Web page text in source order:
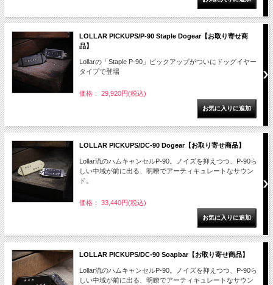
LOLLAR PICKUPS/P-90 Staple Dogear【お取り寄せ商
品】
Lollarの「Staple P-90」ピックアップがついにドッグイヤー
タイプで登場
価格： 29,920円(税込)
LOLLAR PICKUPS/DC-90 Dogear【お取り寄せ商品】
Lollar流のハムキャンセルP-90。ノイズを抑えつつ、P-90ら
しい中域が前に出る、明瞭でアーティキュレートなサウン
ド。
価格： 33,440円(税込)
LOLLAR PICKUPS/DC-90 Soapbar【お取り寄せ商品】
Lollar流のハムキャンセルP-90。ノイズを抑えつつ、P-90ら
しい中域が前に出る、明瞭でアーティキュレートなサウン